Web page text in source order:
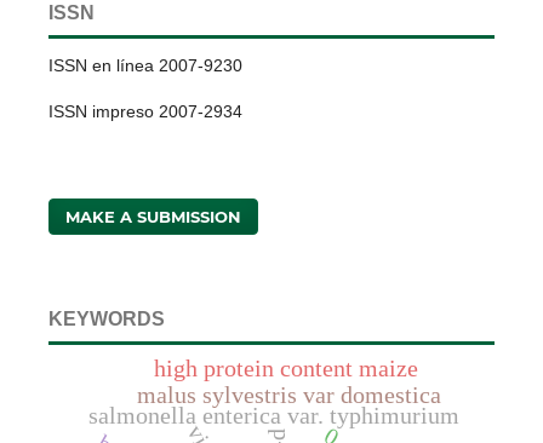
ISSN
ISSN en línea 2007-9230
ISSN impreso 2007-2934
MAKE A SUBMISSION
KEYWORDS
salmonella enterica var. typhimurium
malus sylvestris var domestica
0
high protein content maize